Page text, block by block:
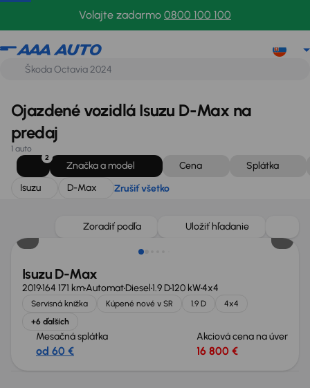
Volajte zadarmo 0800 100 100
Isuzu
Ojazdené vozidlá Isuzu D-Max na
predaj
1 auto
2
Značka a model Cena
Splátka
Isuzu
D-Max Zrušiť všetko
Zoradiť podľa Uložiť hľadanie
Zlacnené o 2 200 €
Isuzu D-Max
2019164 171 kmAutomatDiesel1.9 D120 kW4x4
Servisná knižka Kúpené nové v SR 1.9 D
4x4
+6 ďalších
Mesačná splátka
od 60 €
Akciová cena na úver
16 800 €